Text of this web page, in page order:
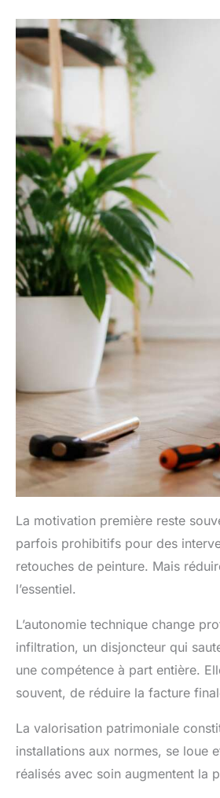
La motivation première reste
parfois prohibitifs pour des
retouches de peinture. Mais
l’essentiel.
L’autonomie technique change
infiltration, un disjoncteur qui
une compétence à part entière.
souvent, de réduire la facture
La valorisation patrimoniale
installations aux normes, se loue
réalisés avec soin augmentent la